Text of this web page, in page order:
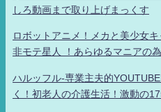
しろ動画まで取り上げまっくす
ロボットアニメ！メカと美少女
非モテ星人 ！あらゆるマニアの
ハルッフル-専業主夫的
く！初老人の介護生活！激動の